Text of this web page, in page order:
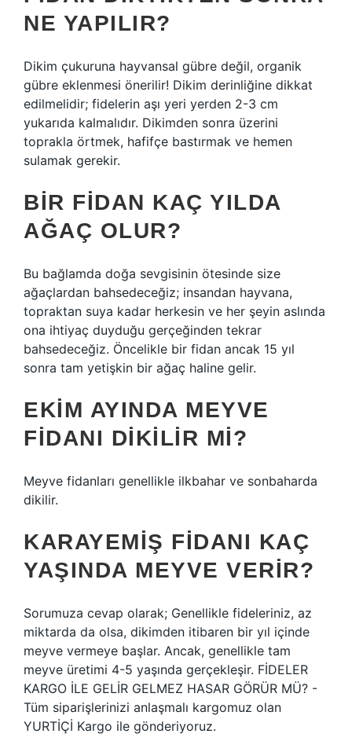
NE YAPILIR?
Dikim çukuruna hayvansal gübre değil, organik
gübre eklenmesi önerilir! Dikim derinliğine dikkat
edilmelidir; fidelerin aşı yeri yerden 2-3 cm
yukarıda kalmalıdır. Dikimden sonra üzerini
toprakla örtmek, hafifçe bastırmak ve hemen
sulamak gerekir.
BIR FIDAN KAÇ YILDA
AĞAÇ OLUR?
Bu bağlamda doğa sevgisinin ötesinde size
ağaçlardan bahsedeceğiz; insandan hayvana,
topraktan suya kadar herkesin ve her şeyin aslında
ona ihtiyaç duyduğu gerçeğinden tekrar
bahsedeceğiz. Öncelikle bir fidan ancak 15 yıl
sonra tam yetişkin bir ağaç haline gelir.
EKIM AYINDA MEYVE
FIDANI DIKILIR MI?
Meyve fidanları genellikle ilkbahar ve sonbaharda
dikilir.
KARAYEMIŞ FIDANI KAÇ
YAŞINDA MEYVE VERIR?
Sorumuza cevap olarak; Genellikle fideleriniz, az
miktarda da olsa, dikimden itibaren bir yıl içinde
meyve vermeye başlar. Ancak, genellikle tam
meyve üretimi 4-5 yaşında gerçekleşir. FİDELER
KARGO İLE GELİR GELMEZ HASAR GÖRÜR MÜ? -
Tüm siparişlerinizi anlaşmalı kargomuz olan
YURTİÇİ Kargo ile gönderiyoruz.